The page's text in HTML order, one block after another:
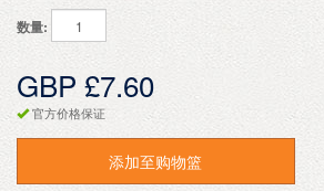
数量:
GBP £7.60
官方价格保证
添加至购物篮